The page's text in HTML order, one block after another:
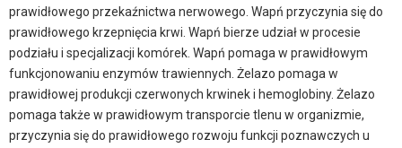
prawidłowego przekaźnictwa nerwowego. Wapń przyczynia się do
prawidłowego krzepnięcia krwi. Wapń bierze udział w procesie
podziału i specjalizacji komórek. Wapń pomaga w prawidłowym
funkcjonowaniu enzymów trawiennych. Żelazo pomaga w
prawidłowej produkcji czerwonych krwinek i hemoglobiny. Żelazo
pomaga także w prawidłowym transporcie tlenu w organizmie,
przyczynia się do prawidłowego rozwoju funkcji poznawczych u